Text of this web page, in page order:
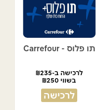
תו פלוס - Carrefour
לרכישה ב-₪235
בשווי ₪250
לרכישה